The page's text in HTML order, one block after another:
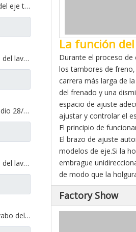
Par de engranajes cónicos del eje trasero 18/27 para piezas de repuesto de camiones Ankai & BENZ Axle Foton Auman HFF2402040/41CK1BZ
Engranaje medio del ángulo del lavabo del puente para los recambios 42104456 del camión de SAIC Hongyan
Engranaje cónico de eje medio 28/21 para eje Ankai Benz, repuestos para camiones Foton Auman HFF2502038/39CK1BZ
Engranaje medio del ángulo del lavabo del puente para los recambios 5801845742 del camión de SAIC Hongyan
Engranaje del ángulo del lavabo del puente medio para los recambios 81.35199.6535 de Shamcan DelongTruck
La función
Durante el proceso
los tambores de
carrera más larga de
del frenado y una
espacio de ajuste
ajustar y controlar el
El principio de
El brazo de ajuste
modelos de eje.Si la
embrague
de modo que la
Factory Show